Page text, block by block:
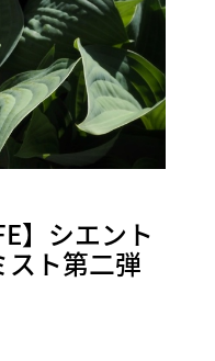
】シエント
スト第二弾